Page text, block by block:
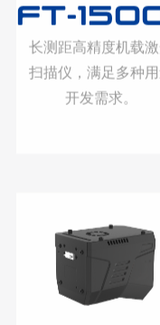
FT-
长测距高精度机载
扫描仪，满足多种
开发需求。